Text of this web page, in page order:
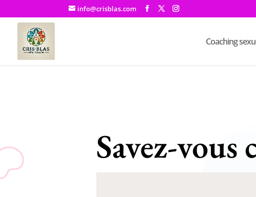
info@crisblas.com
Coaching
Savez-vous